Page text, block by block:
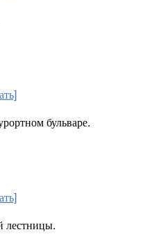
бульваре.
лестницы.